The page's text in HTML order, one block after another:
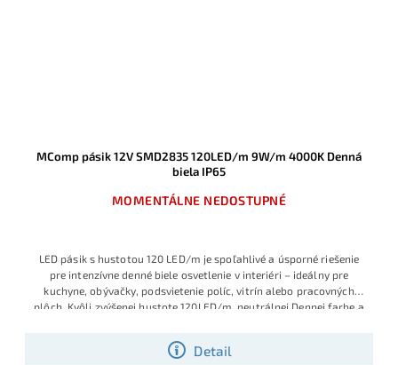
MComp pásik 12V SMD2835 120LED/m 9W/m 4000K Denná
biela IP65
MOMENTÁLNE NEDOSTUPNÉ
Detail
LED pásik s hustotou 120 LED/m je spoľahlivé a úsporné riešenie
pre intenzívne denné biele osvetlenie v interiéri – ideálny pre
kuchyne, obývačky, podsvietenie políc, vitrín alebo pracovných
plôch. Kvôli zvýšenej hustote 120LED/m, neutrálnej Dennej farbe a
najviac používané SMD LED pásiky